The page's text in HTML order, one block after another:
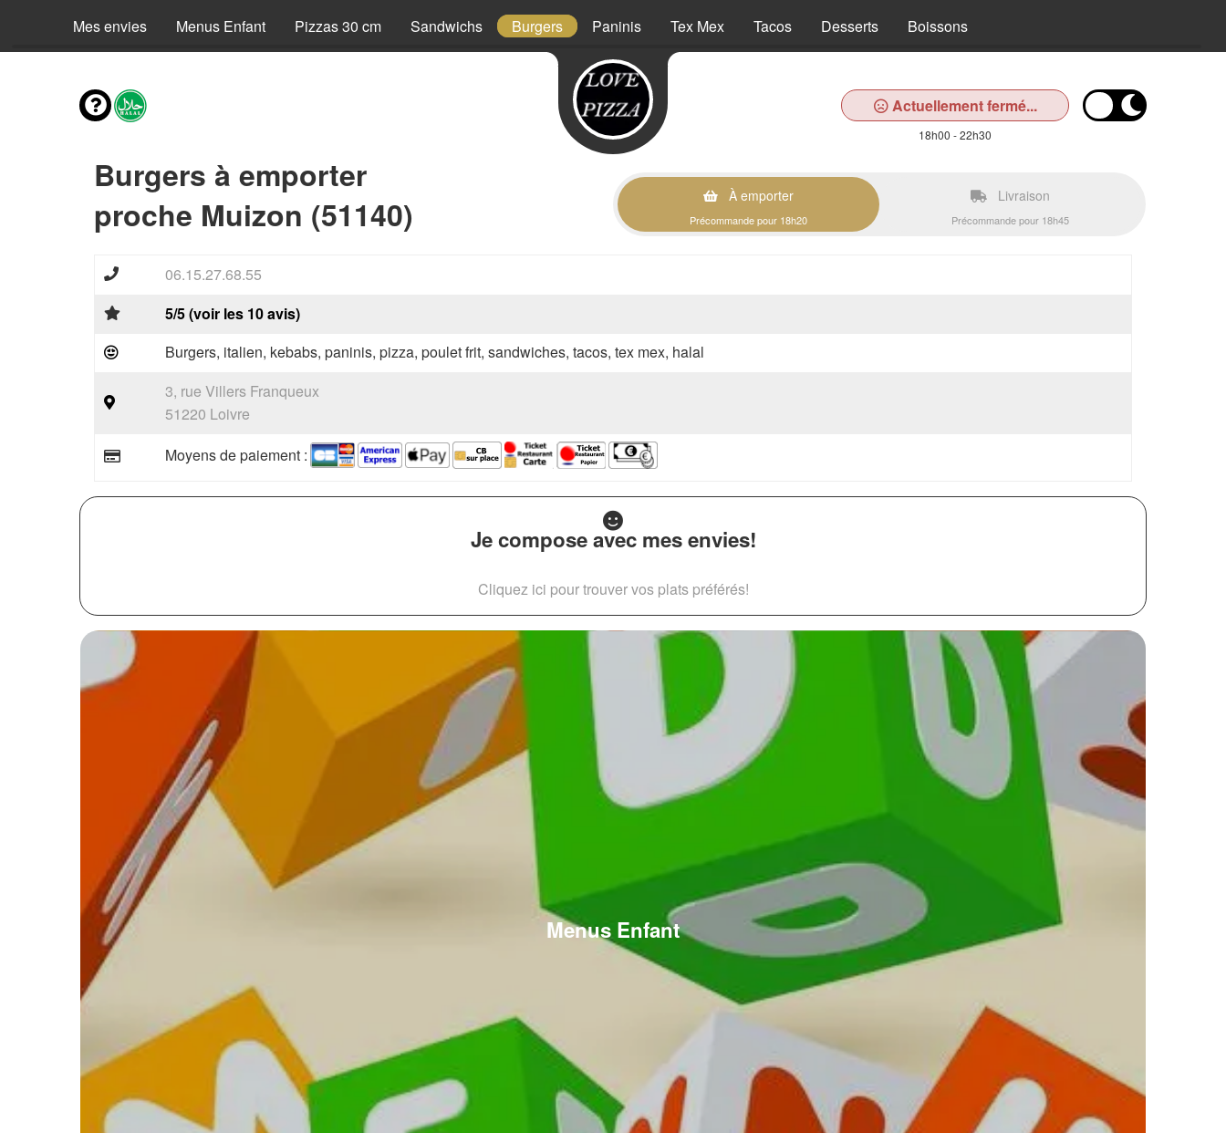
Mes envies Menus Enfant Pizzas 30 cm Sandwichs Burgers Paninis Tex Mex Tacos Desserts Boissons
Actuellement fermé...
18h00 - 22h30
Burgers à emporter
proche Muizon (51140)
À emporter
Précommande pour 18h20
Livraison
Précommande pour 18h45
06.15.27.68.55
5/5 (voir les 10 avis)
Burgers, italien, kebabs, paninis, pizza, poulet frit, sandwiches, tacos, tex mex, halal
3, rue Villers Franqueux
51220 Loivre
Moyens de paiement :
Je compose avec mes envies!
Cliquez ici pour trouver vos plats préférés!
Menus Enfant